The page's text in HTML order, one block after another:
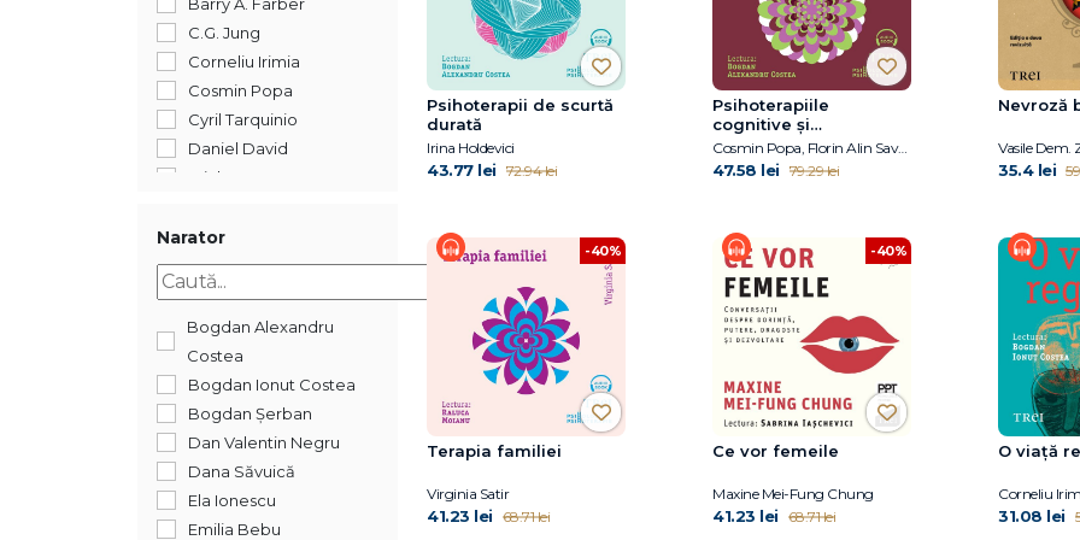
C.G. Jung
Corneliu Irimia
Cosmin Popa
Cyril Tarquinio
Daniel David
Erich Fromm
Florin Alin Sava
Gary W. Wood
George W. Burns
Ingrid Alexander
Irina Holdevici
Irvin D. Yalom
Jon Kabat-Zinn, Ph.D.
Kevin Chassangre
Laura Pănăzan
Lauren Elizabeth
Stauble
Narator
Bogdan Alexandru
Costea
Bogdan Ionut Costea
Bogdan Șerban
Dan Valentin Negru
Dana Săvuică
Ela Ionescu
Emilia Bebu
Psihoterapii de scurtă
durată
Irina Holdevici
43.77 lei 72.94 lei
Psihoterapiile
cognitive și
comportamentale în
tulburările de
personalitate. Aplicații
Cosmin Popa, Florin Alin Sava, Daniel David
47.58 lei 79.29 lei
Nevroză
Vasile Dem.
35.4 lei
-40%
Terapia familiei
Virginia Satir
41.23 lei 68.71 lei
-40%
Ce vor femeile
Maxine Mei-Fung Chung
41.23 lei 68.71 lei
O viață
Corneliu
31.08 lei